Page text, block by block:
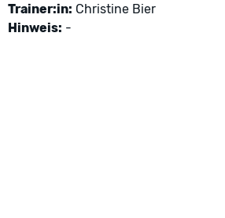
Trainer:in: Christine Bier
Hinweis: -